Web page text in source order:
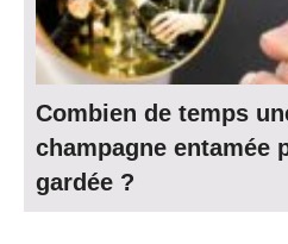
Combien de temps
champagne entamée
gardée ?